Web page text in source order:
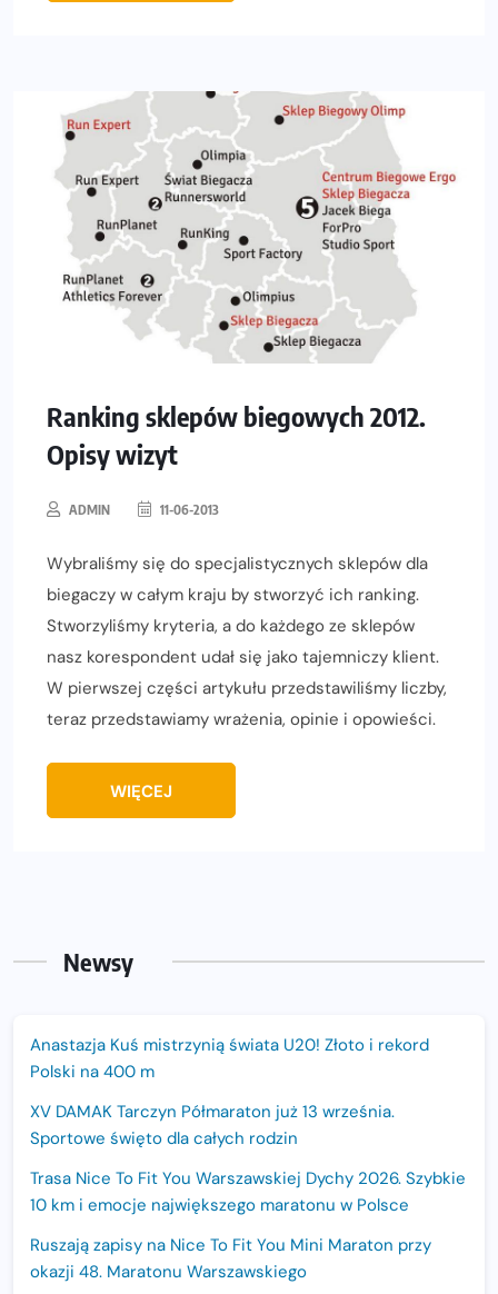
Ranking sklepów biegowych 2012.
Opisy wizyt
ADMIN 11-06-2013
Wybraliśmy się do specjalistycznych sklepów dla
biegaczy w całym kraju by stworzyć ich ranking.
Stworzyliśmy kryteria, a do każdego ze sklepów
nasz korespondent udał się jako tajemniczy klient.
W pierwszej części artykułu przedstawiliśmy liczby,
teraz przedstawiamy wrażenia, opinie i opowieści.
WIĘCEJ
Newsy
Anastazja Kuś mistrzynią świata U20! Złoto i rekord
Polski na 400 m
XV DAMAK Tarczyn Półmaraton już 13 września.
Sportowe święto dla całych rodzin
Trasa Nice To Fit You Warszawskiej Dychy 2026. Szybkie
10 km i emocje największego maratonu w Polsce
Ruszają zapisy na Nice To Fit You Mini Maraton przy
okazji 48. Maratonu Warszawskiego